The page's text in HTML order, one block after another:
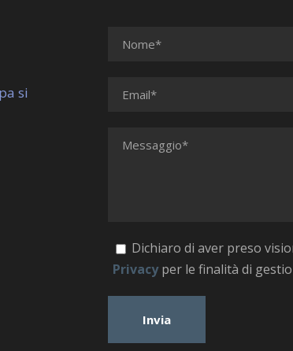
si
Dichiaro di aver preso
Privacyper le finalità di